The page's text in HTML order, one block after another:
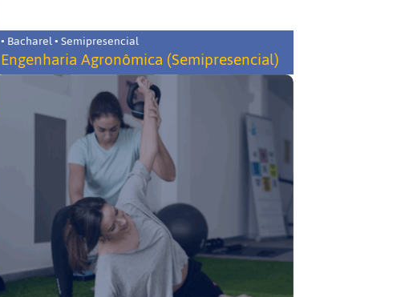
• Bacharel • Semipresencial
Engenharia Agronômica (Semipresencial)